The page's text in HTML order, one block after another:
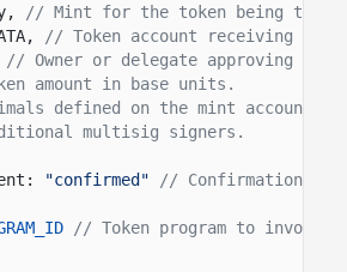
// Mint for the token being
// Token account receiving the
// Owner or delegate approving the
amount in base units.
defined on the mint account.
multisig signers.
"confirmed"
// Confirmation
// Token program to invoke.